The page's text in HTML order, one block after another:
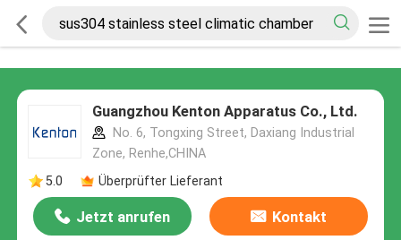
Guangzhou Kenton Apparatus Co., Ltd.
No. 6, Tongxing Street, Daxiang Industrial
Zone, Renhe,CHINA
5.0
Überprüfter Lieferant
Jetzt anrufen Kontakt